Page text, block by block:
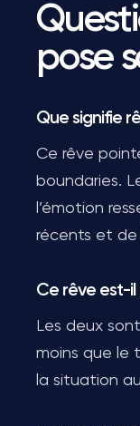
pose
Que signifie
Ce rêve
boundaries.
l’émotion
récents et de
Ce rêve est-
Les deux
moins que le
la situation